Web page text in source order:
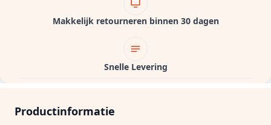
Makkelijk retourneren binnen 30 dagen
Snelle Levering
Productinformatie